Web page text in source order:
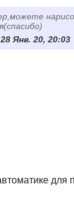
Янв. 20, 20:03
для